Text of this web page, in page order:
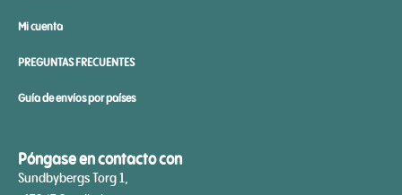
Mi cuenta
PREGUNTAS FRECUENTES
Guía de envíos por países
Póngase en contacto con
Sundbybergs Torg 1,